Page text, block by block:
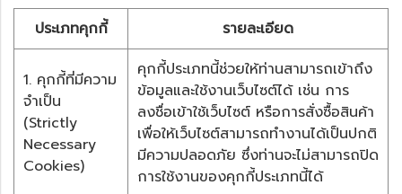
ประเภทคุกกี้ รายละเอียด
1. คุกกี้ที่มีความ
จำเป็น
(Strictly
Necessary
Cookies)
คุกกี้ประเภทนี้ช่วยให้ท่านสามารถเข้าถึง
ข้อมูลและใช้งานเว็บไซต์ได้ เช่น การ
ลงชื่อเข้าใช้เว็บไซต์ หรือการสั่งซื้อสินค้า
เพื่อให้เว็บไซต์สามารถทำงานได้เป็นปกติ
มีความปลอดภัย ซึ่งท่านจะไม่สามารถปิด
การใช้งานของคุกกี้ประเภทนี้ได้